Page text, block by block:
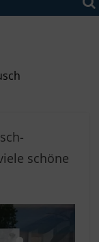
schöne